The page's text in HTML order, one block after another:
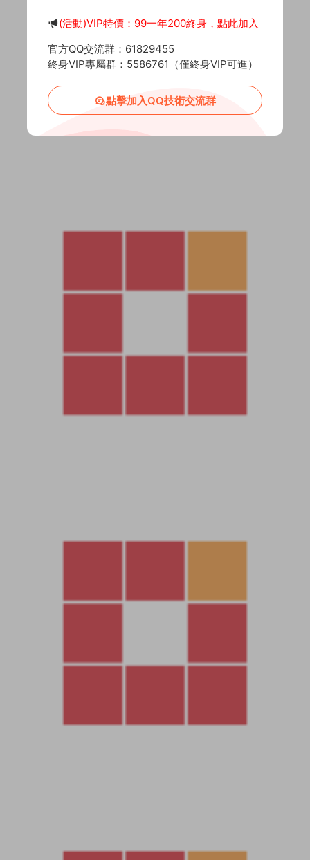
(活動)VIP特價：99一年200終身，點此加入
官方QQ交流群：61829455
終身VIP專屬群：5586761（僅終身VIP可進）
點擊加入QQ技術交流群